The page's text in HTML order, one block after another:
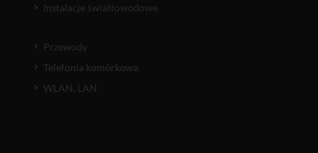
Instalacje światłowodowe
Przewody
Telefonia komórkowa
WLAN, LAN